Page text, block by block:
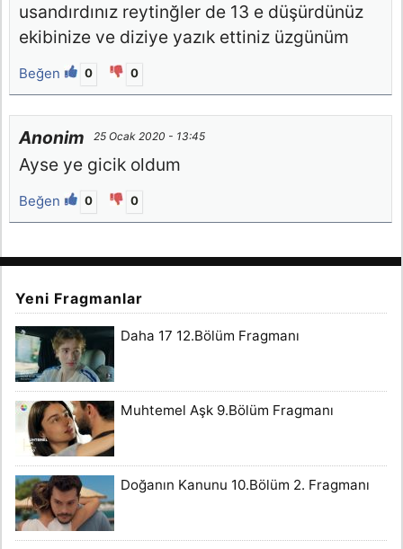
usandırdınız reytinğler de 13 e düşürdünüz
ekibinize ve diziye yazık ettiniz üzgünüm
Beğen 0 0
Anonim 25 Ocak 2020 - 13:45
Ayse ye gicik oldum
Beğen 0 0
Yeni Fragmanlar
Daha 17 12.Bölüm Fragmanı
Muhtemel Aşk 9.Bölüm Fragmanı
Doğanın Kanunu 10.Bölüm 2. Fragmanı